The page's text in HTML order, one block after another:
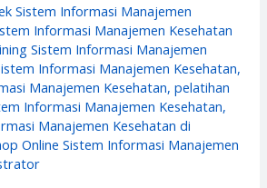
Sistem Informasi Manajemen
Informasi Manajemen Kesehatan
Sistem Informasi Manajemen
Informasi Manajemen Kesehatan,
Manajemen Kesehatan,pelatihan
Informasi Manajemen Kesehatan,
Manajemen Kesehatan di
Online Sistem Informasi Manajemen